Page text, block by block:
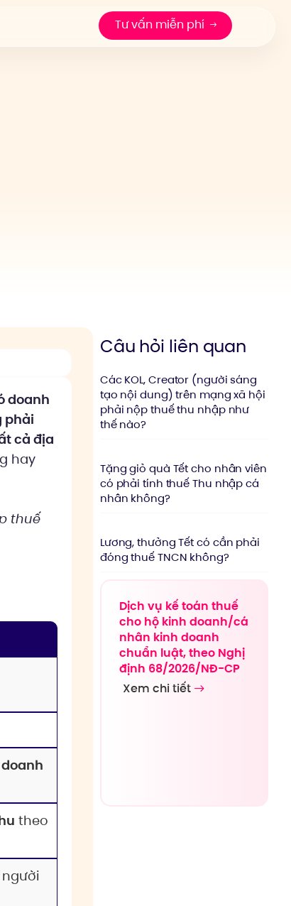
Tư vấn miễn phí
doanh
phải
cả địa
hay
thuế
theo
Câu hỏi liên quan
Các KOL, Creator (người sáng
tạo nội dung) trên mạng xã hội
phải nộp thuế thu nhập như
thế nào?
Tặng giỏ quà Tết cho nhân viên
có phải tính thuế Thu nhập cá
nhân không?
Lương, thưởng Tết có cần phải
đóng thuế TNCN không?
Dịch vụ kế toán thuế
cho hộ kinh doanh/cá
nhân kinh doanh
chuẩn luật, theo Nghị
định 68/2026/NĐ-CP
Xem chi tiết